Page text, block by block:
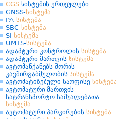
CGS სისტემის ერთეულები
GNSS-სისტემა
PA-სისტემა
SBC-სისტემა
SI სისტემა
UMTS-სისტემა
ადაპტური კონტროლის სისტემა
ადაპტური მართვის სისტემა
ავტომანქანებს შორის
კავშირგაბმულობის სისტემა
ავტომატიზებული საოფისე
ავტომატური მართვის
სატრანსპორტო საშუალებათა
სისტემა
ავტომატური პარკირების სისტემა